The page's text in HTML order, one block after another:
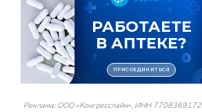
Реклама: ООО «Конгресслайн», ИНН 7708369172